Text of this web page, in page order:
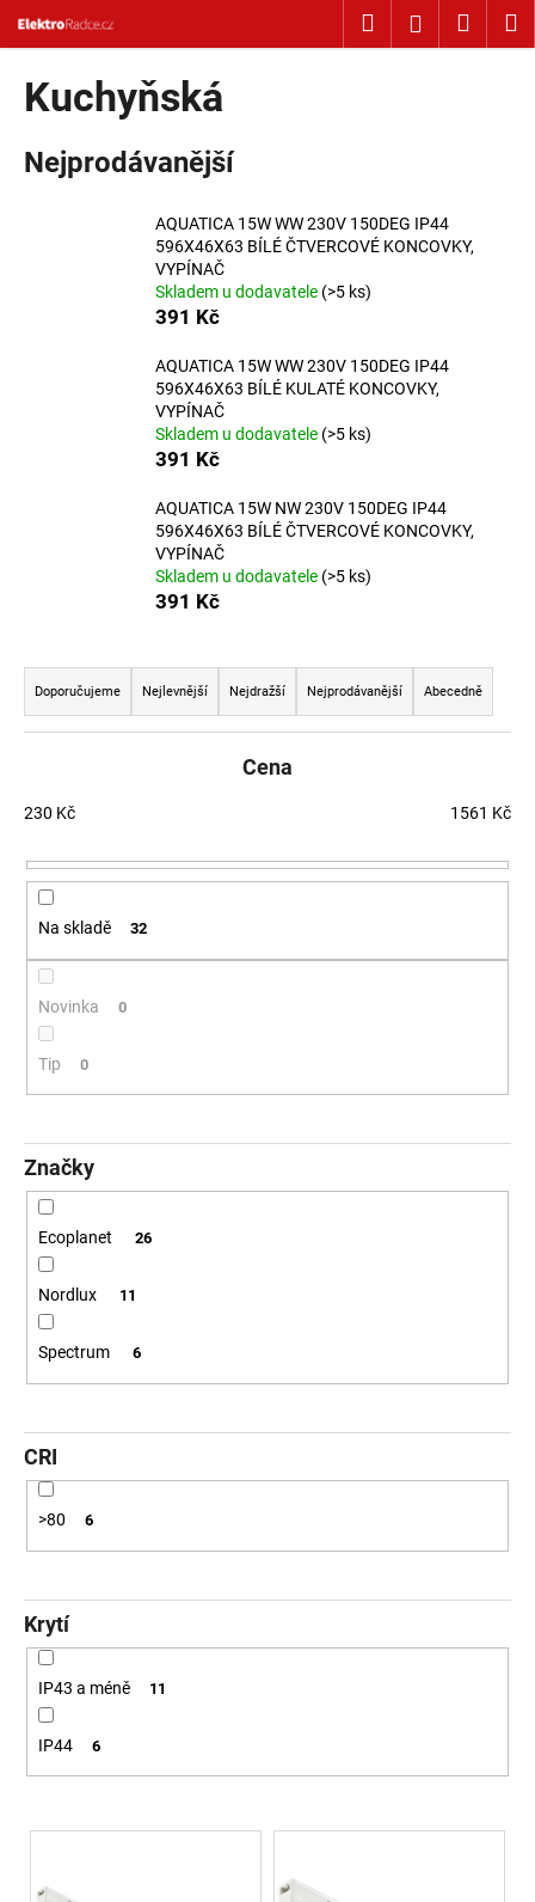
Hledat Přihlášení
Kuchyňská
Nejprodávanější
AQUATICA 15W WW 230V 150DEG IP44
596X46X63 BÍLÉ ČTVERCOVÉ KONCOVKY,
VYPÍNAČ
Skladem u dodavatele (>5 ks)
391 Kč
AQUATICA 15W WW 230V 150DEG IP44
596X46X63 BÍLÉ KULATÉ KONCOVKY,
VYPÍNAČ
Skladem u dodavatele (>5 ks)
391 Kč
AQUATICA 15W NW 230V 150DEG IP44
596X46X63 BÍLÉ ČTVERCOVÉ KONCOVKY,
VYPÍNAČ
Skladem u dodavatele (>5 ks)
391 Kč
Řazení produktů
Doporučujeme Nejlevnější Nejdražší Nejprodávanější Abecedně
Cena
230 Kč 1561 Kč
Na skladě 32
Novinka 0
Tip 0
Značky
Ecoplanet 26
Nordlux 11
Spectrum 6
CRI
>80 6
Krytí
IP43 a méně 11
IP44 6
Výpis produktů
Košík
o
t
?
p
u
e
m
ZÁVĚSNÉ
SVÍTIDLO
RANDO
BROUŠENÝ
STŘÍBRNÝ
AKRYL
LED
50W
230V
3000K
NOVA
LUCE
9
Kč